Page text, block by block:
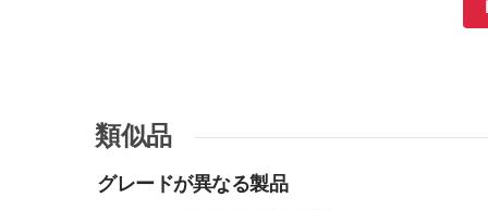
類似品
グレードが異なる製品